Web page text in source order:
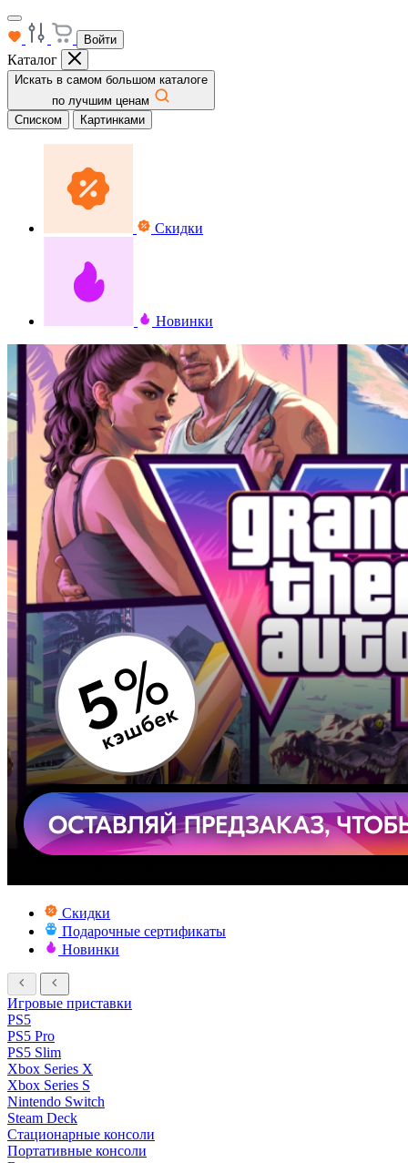
Войти
Каталог
Искать в самом большом каталоге
по лучшим ценам
Списком
Картинками
Скидки
Новинки
Скидки
Подарочные сертификаты
Новинки
Игровые приставки
PS5
PS5 Pro
PS5 Slim
Xbox Series X
Xbox Series S
Nintendo Switch
Steam Deck
Стационарные консоли
Портативные консоли